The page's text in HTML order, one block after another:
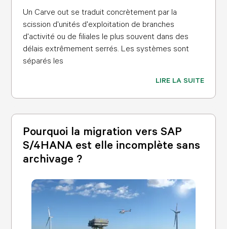
Un Carve out se traduit concrètement par la
scission d'unités d'exploitation de branches
d'activité ou de filiales le plus souvent dans des
délais extrêmement serrés. Les systèmes sont
séparés les
LIRE LA SUITE
Pourquoi la migration vers SAP
S/4HANA est elle incomplète sans
archivage ?